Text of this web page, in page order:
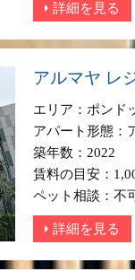
詳細を見る
アルマヤ レ
エリア：ポンド
アパート形態：
築年数：2022
賃料の目安：
ペット相談：不
詳細を見る